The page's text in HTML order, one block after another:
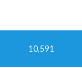
10,591